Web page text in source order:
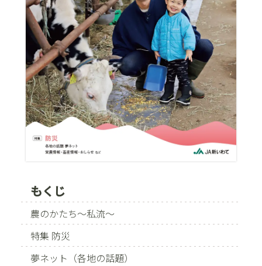
もくじ
農のかたち〜私流〜
特集 防災
夢ネット（各地の話題）